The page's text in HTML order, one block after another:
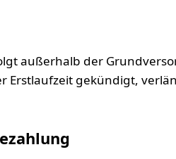
außerhalb der
Erstlaufzeit gekündigt,